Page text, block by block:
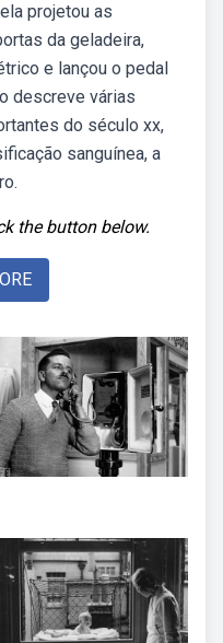
projetou as
da geladeira,
e lançou o pedal
descreve várias
do século xx,
sanguínea, a
the button below.